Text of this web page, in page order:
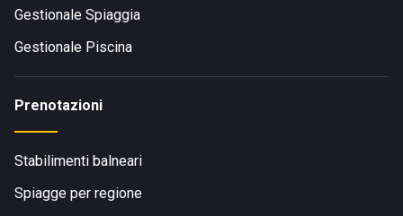
Gestionale Spiaggia
Gestionale Piscina
Prenotazioni
Stabilimenti balneari
Spiagge per regione